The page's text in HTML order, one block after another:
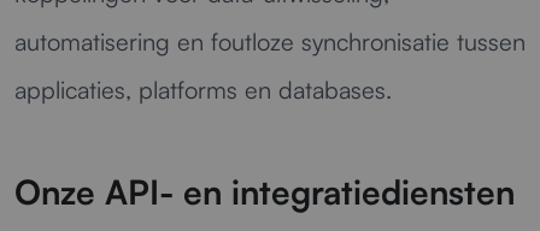
automatisering en foutloze synchronisatie tussen
applicaties, platforms en databases.
Onze API- en integratiediensten